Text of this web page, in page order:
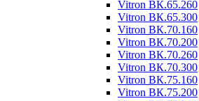
Vitron ВК.65.260
Vitron ВК.65.300
Vitron ВК.70.160
Vitron ВК.70.200
Vitron ВК.70.260
Vitron ВК.70.300
Vitron ВК.75.160
Vitron ВК.75.200